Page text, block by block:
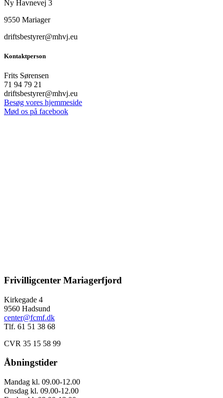
Ny Havnevej 3
9550 Mariager
driftsbestyrer@mhvj.eu
Kontaktperson
Frits Sørensen
71 94 79 21
driftsbestyrer@mhvj.eu
Besøg vores hjemmeside
Mød os på facebook
Frivilligcenter Mariagerfjord
Kirkegade 4
9560 Hadsund
center@fcmf.dk
Tlf. 61 51 38 68
CVR 35 15 58 99
Åbningstider
Mandag kl. 09.00-12.00
Onsdag kl. 09.00-12.00